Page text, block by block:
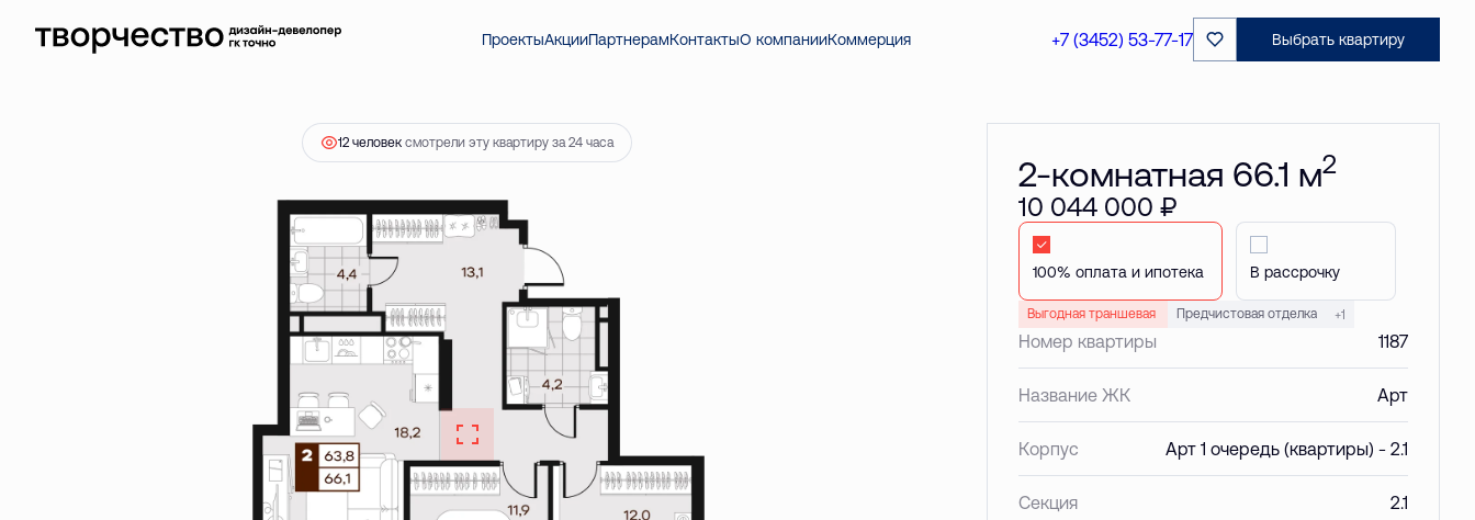
ПроектыАкцииПартнерамКонтактыО компанииКоммерция +7 (3452) 53-77-17 Выбрать квартиру
2-комнатная66.1 м 2 10 044 000 ₽ Забронировать
12 человек смотрели эту квартиру за 24 часа
2-комнатная 66.1 м2
10 044 000 ₽
Стандартная В рассрочку
Выгодная траншевая ипотека!Предчистовая отделка +1
Номер квартиры 1187
Название ЖК Арт
Корпус Арт 1 очередь (квартиры) - 2.1
Секция 2.1